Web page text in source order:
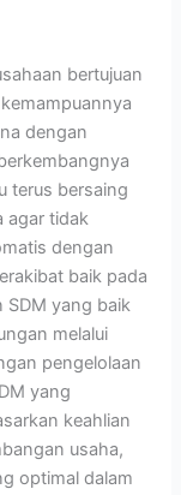
bertujuan
dengan
terus bersaing
agar tidak
dengan
baik pada
SDM yang baik
melalui
pengelolaan
yang
keahlian
usaha,
optimal dalam